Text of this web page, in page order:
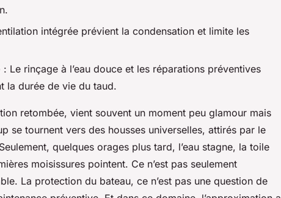
intégrée prévient la condensation et limite les
: Le rinçage à l’eau douce et les réparations préventives
la durée de vie du taud.
retombée, vient souvent un moment peu glamour mais
se tournent vers des housses universelles, attirés par le
quelques orages plus tard, l’eau stagne, la toile
moisissures pointent. Ce n’est pas seulement
La protection du bateau, ce n’est pas une question de